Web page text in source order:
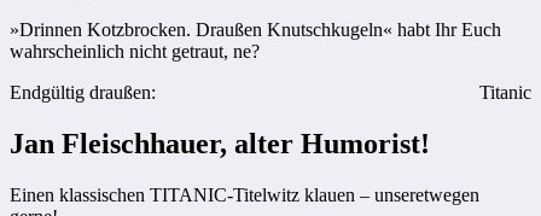
»Drinnen Kotzbrocken. Draußen Knutschkugeln« habt Ihr Euch
wahrscheinlich nicht getraut, ne?
Endgültig draußen:
Titanic
Jan Fleischhauer, alter Humorist!
Einen klassischen TITANIC-Titelwitz klauen – unseretwegen